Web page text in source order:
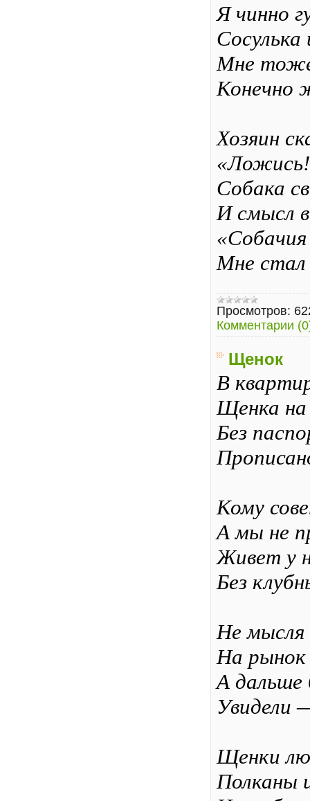
Я чинно
Сосулька
Мне тоже
Конечно
Хозяин
Собака
И смысл
Мне стал
Просмотров:
Комментарии
Щенок
В
Щенка на
Без
Кому
А мы не
Живет у
Без
Не мысля
На
А
Увидели
Щенки
Полканы